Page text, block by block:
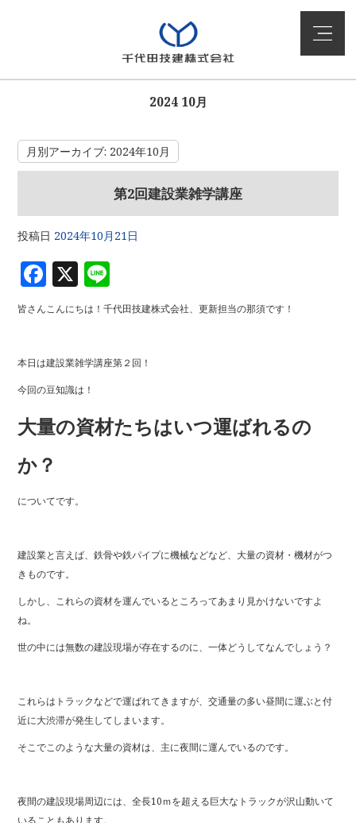
2024 10月
月別アーカイブ: 2024年10月
第2回建設業雑学講座
投稿日 2024年10月21日
F
a
c
e
b
o
o
k
X
n
e
皆さんこんにちは！千代田技建株式会社、更新担当の那須です！
本日は建設業雑学講座第２回！
今回の豆知識は！
大量の資材たちはいつ運ばれるの
か？
についてです。
建設業と言えば、鉄骨や鉄パイプに機械などなど、大量の資材・機材がつ
きものです。
しかし、これらの資材を運んでいるところってあまり見かけないですよ
ね。
世の中には無数の建設現場が存在するのに、一体どうしてなんでしょう？
これらはトラックなどで運ばれてきますが、交通量の多い昼間に運ぶと付
近に大渋滞が発生してしまいます。
そこでこのような大量の資材は、主に夜間に運んでいるのです。
夜間の建設現場周辺には、全長10ｍを超える巨大なトラックが沢山動いて
いることもあります。